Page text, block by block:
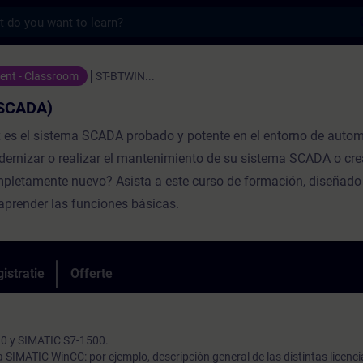
- Training - Opleiding - Bijscholing |
- Classroom ST-BTWIN...
es el sistema SCADA probado y potente en el entorno de
o realizar el mantenimiento de su sistema SCADA o
nuevo? Asista a este curso de formación,
las funciones básicas.
Offerte
y SIMATIC S7-1500.
SIMATIC WinCC: por ejemplo, descripción general de las distintas